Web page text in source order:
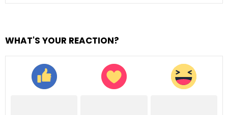
WHAT'S YOUR REACTION?